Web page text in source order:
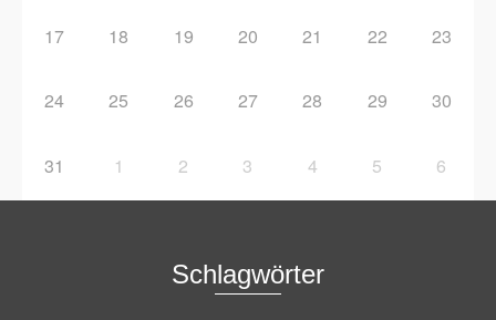
17 18 19 20 21 22 23
24 25 26 27 28 29 30
31 1 2 3 4 5 6
Schlagwörter